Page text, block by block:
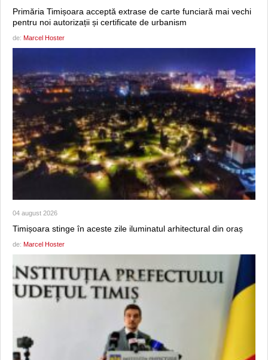
Primăria Timișoara acceptă extrase de carte funciară mai vechi
pentru noi autorizații și certificate de urbanism
de: Marcel Hoster
04 august 2026
Timișoara stinge în aceste zile iluminatul arhitectural din oraș
de: Marcel Hoster